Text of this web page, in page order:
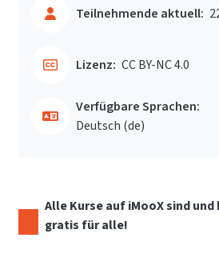
Teilnehmende aktuell:
Lizenz: CC BY-NC 4.0
Verfügbare Sprachen:
Deutsch ‎(de)‎
Alle Kurse auf iMooX sind und
gratis für alle!